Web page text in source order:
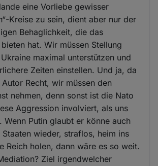
eine Vorliebe gewisser
Kreise zu sein, dient aber nur der
Behaglichkeit, die das
hat. Wir müssen Stellung
maximal unterstützen und
Zeiten einstellen. Und ja, da
Recht, wir müssen den
nehmen, denn sonst ist die Nato
Aggression involviert, als uns
Wenn Putin glaubt er könne auch
wieder, straflos, heim ins
Reich holen, dann wäre es so weit.
Ziel irgendwelcher